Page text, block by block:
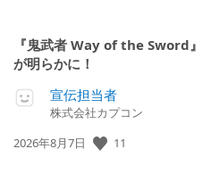
『鬼武者 Way of the Sword
が明らかに！
宣伝担当者
株式会社カプコン
公
2026年8月7日 11